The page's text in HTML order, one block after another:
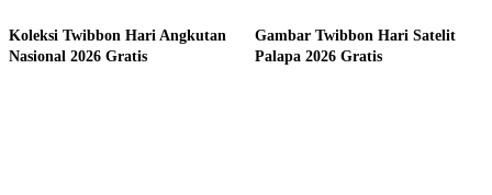
Koleksi Twibbon Hari Angkutan
Nasional 2026 Gratis
Gambar Twibbon Hari Satelit
Palapa 2026 Gratis